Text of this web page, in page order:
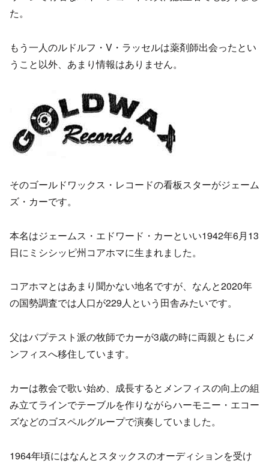
た。
もう一人のルドルフ・V・ラッセルは薬剤師出会ったとい
うこと以外、あまり情報はありません。
そのゴールドワックス・レコードの看板スターがジェーム
ズ・カーです。
本名はジェームス・エドワード・カーといい1942年6月13
日にミシシッピ州コアホマに生まれました。
コアホマとはあまり聞かない地名ですが、なんと2020年
の国勢調査では人口が229人という田舎みたいです。
父はバプテスト派の牧師でカーが3歳の時に両親ともにメ
ンフィスへ移住しています。
カーは教会で歌い始め、成長するとメンフィスの向上の組
み立てラインでテーブルを作りながらハーモニー・エコー
ズなどのゴスペルグループで演奏していました。
1964年頃にはなんとスタックスのオーディションを受け